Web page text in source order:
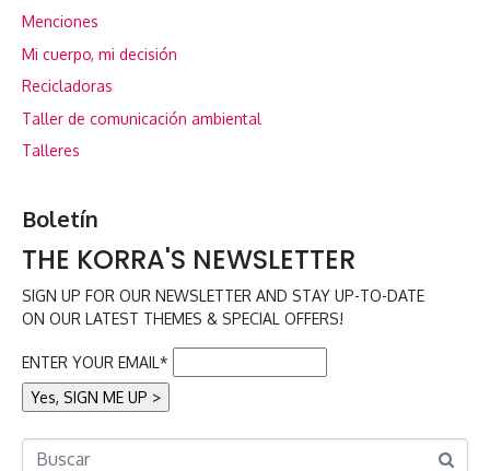
Menciones
Mi cuerpo, mi decisión
Recicladoras
Taller de comunicación ambiental
Talleres
Boletín
THE KORRA'S NEWSLETTER
SIGN UP FOR OUR NEWSLETTER AND STAY UP-TO-DATE
ON OUR LATEST THEMES & SPECIAL OFFERS!
ENTER YOUR EMAIL*